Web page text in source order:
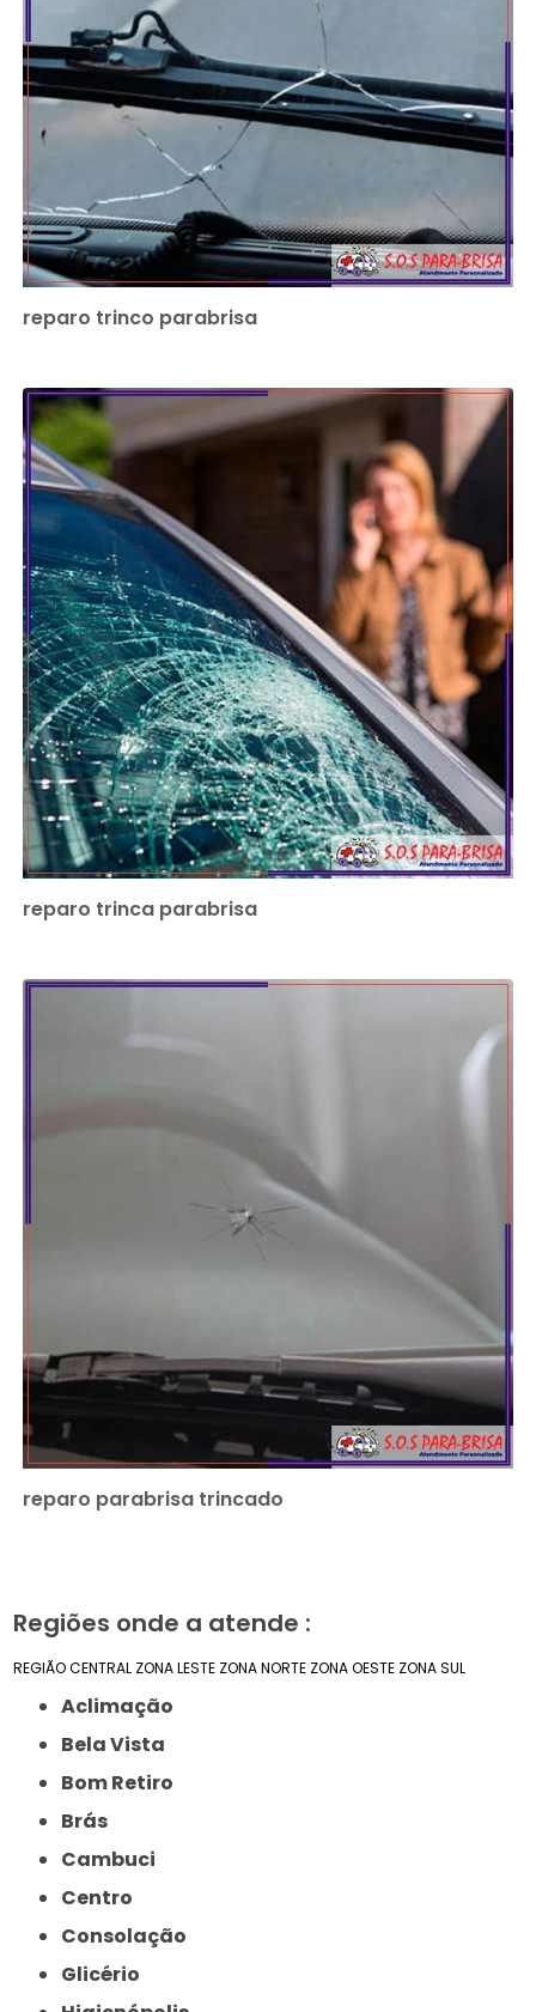
reparo trinco parabrisa
reparo trinca parabrisa
reparo parabrisa trincado
Regiões onde a atende :
REGIÃO CENTRAL ZONA LESTE ZONA NORTE ZONA OESTE ZONA SUL
Aclimação
Bela Vista
Bom Retiro
Brás
Cambuci
Centro
Consolação
Glicério